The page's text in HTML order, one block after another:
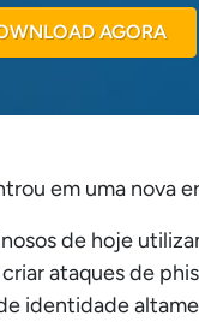
AGORA
em uma nova
de hoje
ataques de
identidade